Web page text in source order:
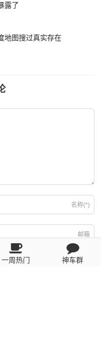
露了
地图搜过真实存在
名称(*)
邮箱
一周热门 神车群